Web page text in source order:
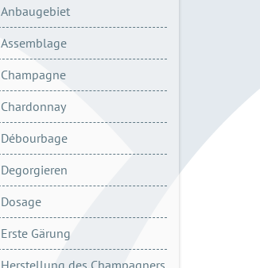
Anbaugebiet
Assemblage
Champagne
Chardonnay
Débourbage
Degorgieren
Dosage
Erste Gärung
Herstellung des Champagners